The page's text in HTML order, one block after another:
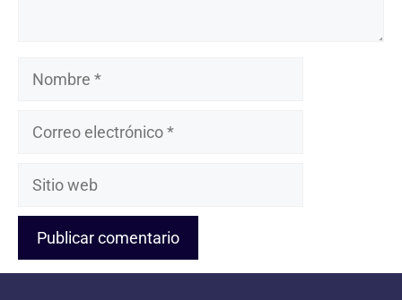
Nombre
Correo
Sitio